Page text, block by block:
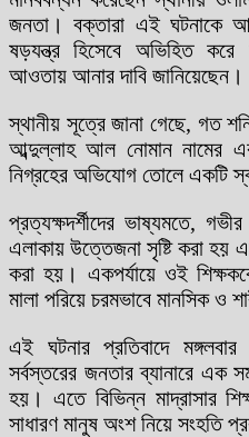
জনতা। বক্তারা এই ঘটনাকে
ষড়যন্ত্র হিসেবে অভিহিত
আওতায় আনার দাবি জানিয়েছেন।
স্থানীয় সূত্রে জানা গেছে, গত
আব্দুল্লাহ আল নোমান নামের এক
নিগ্রহের অভিযোগ তোলে একটি
প্রত্যক্ষদর্শীদের ভাষ্যমতে,
এলাকায় উত্তেজনা সৃষ্টি করা হয়
করা হয়। একপর্যায়ে ওই
মালা পরিয়ে চরমভাবে মানসিক ও
এই ঘটনার প্রতিবাদে
সর্বস্তরের জনতার ব্যানারে এক
হয়। এতে বিভিন্ন মাদ্রাসার
সাধারণ মানুষ অংশ নিয়ে সংহতি